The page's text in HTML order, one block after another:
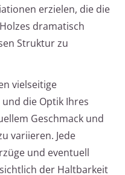
erzielen, die die
dramatisch
Struktur zu
vielseitige
die Optik Ihres
Geschmack und
variieren. Jede
und eventuell
der Haltbarkeit